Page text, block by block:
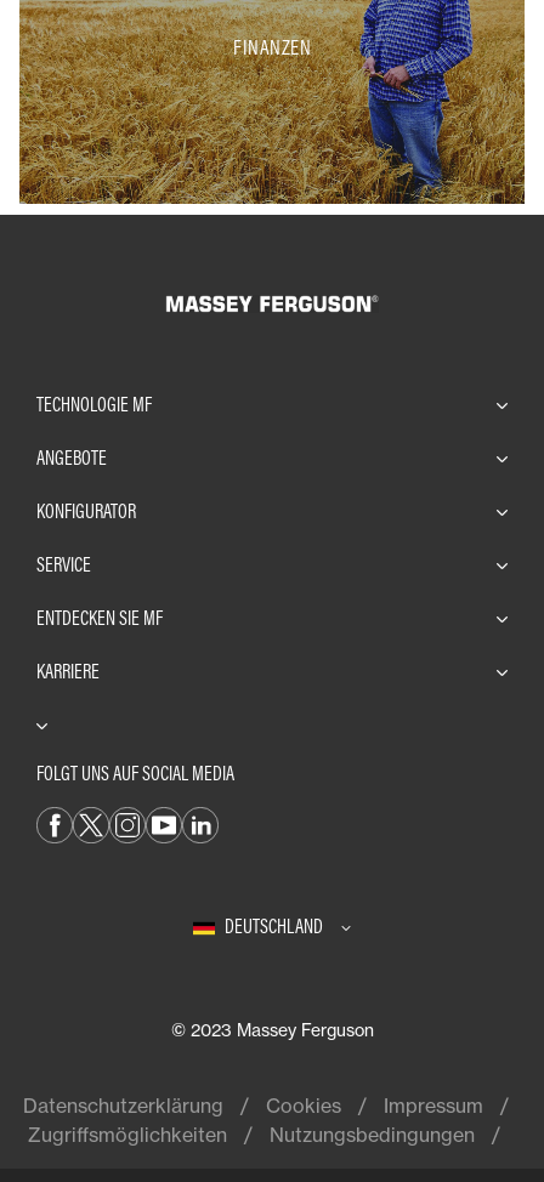
FINANZEN
TECHNOLOGIE MF
ANGEBOTE
KONFIGURATOR
SERVICE
ENTDECKEN SIE MF
KARRIERE
FOLGT UNS AUF SOCIAL MEDIA
DEUTSCHLAND
© 2023 Massey Ferguson
Datenschutzerklärung Cookies
Impressum
Zugriffsmöglichkeiten
Nutzungsbedingungen